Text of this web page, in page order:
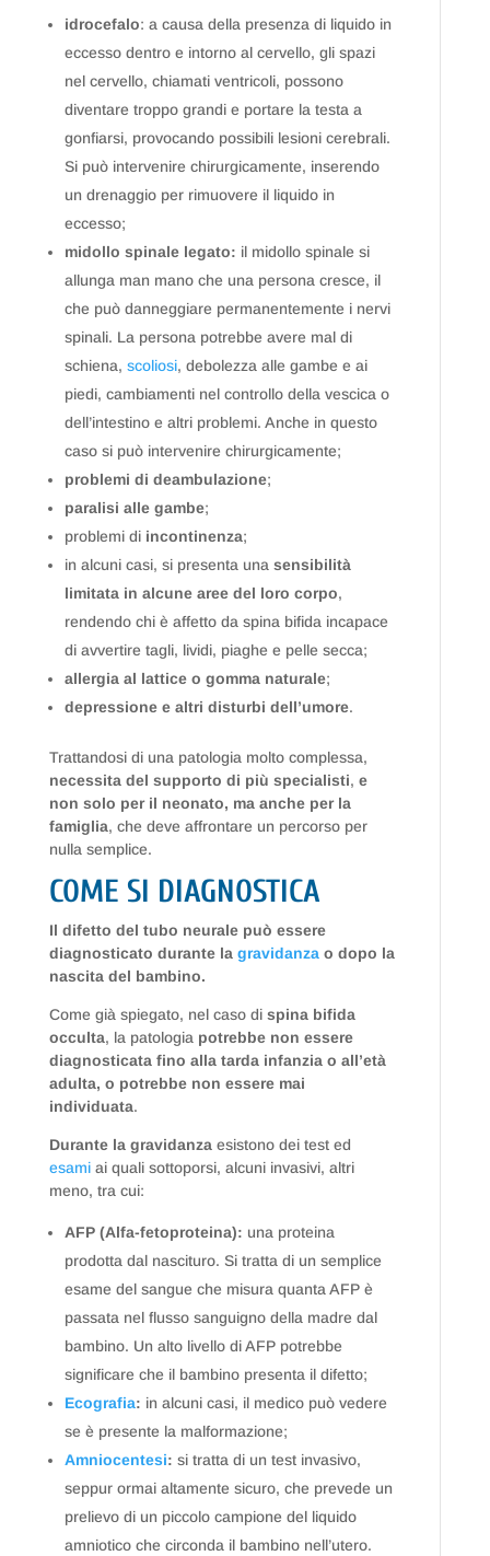
idrocefalo: a causa della presenza di liquido in
eccesso dentro e intorno al cervello, gli spazi
nel cervello, chiamati ventricoli, possono
diventare troppo grandi e portare la testa a
gonfiarsi, provocando possibili lesioni cerebrali.
Si può intervenire chirurgicamente, inserendo
un drenaggio per rimuovere il liquido in
eccesso;
midollo spinale legato: il midollo spinale si
allunga man mano che una persona cresce, il
che può danneggiare permanentemente i nervi
spinali. La persona potrebbe avere mal di
schiena, scoliosi, debolezza alle gambe e ai
piedi, cambiamenti nel controllo della vescica o
dell’intestino e altri problemi. Anche in questo
caso si può intervenire chirurgicamente;
problemi di deambulazione;
paralisi alle gambe;
problemi di incontinenza;
in alcuni casi, si presenta una sensibilità
limitata in alcune aree del loro corpo,
rendendo chi è affetto da spina bifida incapace
di avvertire tagli, lividi, piaghe e pelle secca;
allergia al lattice o gomma naturale;
depressione e altri disturbi dell’umore.
Trattandosi di una patologia molto complessa,
necessita del supporto di più specialisti, e
non solo per il neonato, ma anche per la
famiglia, che deve affrontare un percorso per
nulla semplice.
COME SI DIAGNOSTICA
Il difetto del tubo neurale può essere
diagnosticato durante la gravidanzao dopo la
nascita del bambino.
Come già spiegato, nel caso di spina bifida
occulta, la patologia potrebbe non essere
diagnosticata fino alla tarda infanzia o all’età
adulta, o potrebbe non essere mai
individuata.
Durante la gravidanza esistono dei test ed
esamiai quali sottoporsi, alcuni invasivi, altri
meno, tra cui:
AFP (Alfa-fetoproteina): una proteina
prodotta dal nascituro. Si tratta di un semplice
esame del sangue che misura quanta AFP è
passata nel flusso sanguigno della madre dal
bambino. Un alto livello di AFP potrebbe
significare che il bambino presenta il difetto;
Ecografia: in alcuni casi, il medico può vedere
se è presente la malformazione;
Amniocentesi: si tratta di un test invasivo,
seppur ormai altamente sicuro, che prevede un
prelievo di un piccolo campione del liquido
amniotico che circonda il bambino nell’utero.